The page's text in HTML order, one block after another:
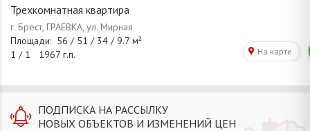
Трехкомнатная квартира
ПОДПИСКА НА РАССЫЛКУ
НОВЫХ ОБЪЕКТОВ И ИЗМЕНЕНИЙ ЦЕН